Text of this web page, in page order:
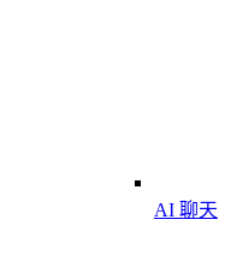
AI 聊天